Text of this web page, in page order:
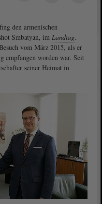
den armenischen
Smbatyan, im Landtag.
vom März 2015, als er
empfangen worden war. Seit
seiner Heimat in